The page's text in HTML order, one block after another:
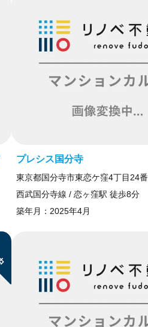
プレシス国分寺
東京都国分寺市東恋ケ窪4丁目24
西武国分寺線 / 恋ヶ窪駅 徒歩8分
築年月： 2025年4月